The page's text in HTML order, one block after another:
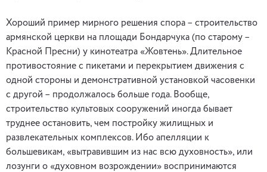
Хороший пример мирного решения спора – строительство
армянской церкви на площади Бондарчука (по старому –
Красной Пресни) у кинотеатра «Жовтень». Длительное
противостояние с пикетами и перекрытием движения с
одной стороны и демонстративной установкой часовенки
с другой – продолжалось больше года. Вообще,
строительство культовых сооружений иногда бывает
труднее остановить, чем постройку жилищных и
развлекательных комплексов. Ибо апелляции к
большевикам, «вытравившим из нас всю духовность», или
лозунги о «духовном возрождении» воспринимаются